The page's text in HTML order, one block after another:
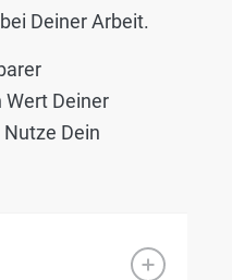
Deiner Arbeit.
Deiner
Dein